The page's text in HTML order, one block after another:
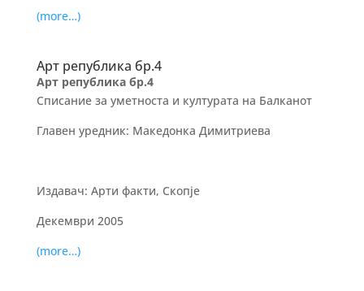
(more…)
Арт република бр.4
Арт република бр.4
Списание за уметноста и културата на Балканот
Главен уредник: Македонка Димитриева
Издавач: Арти факти, Скопје
Декември 2005
(more…)